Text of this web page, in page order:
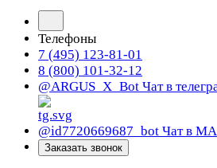
Телефоны
7 (495) 123-81-01
8 (800) 101-32-12
@ARGUS_X_Bot Чат в
@id7720669687_bot Чат в
Заказать звонок